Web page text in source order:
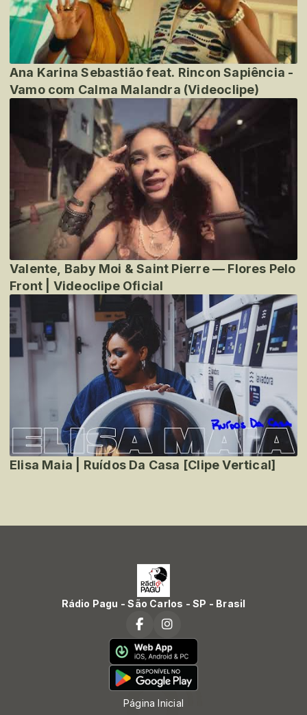
Ana Karina Sebastião feat. Rincon Sapiência -
Vamo com Calma Malandra (Videoclipe)
Valente, Baby Moi & Saint Pierre — Flores Pelo
Front | Videoclipe Oficial
Elisa Maia | Ruídos Da Casa [Clipe Vertical]
Rádio Pagu - São Carlos - SP - Brasil
Página Inicial